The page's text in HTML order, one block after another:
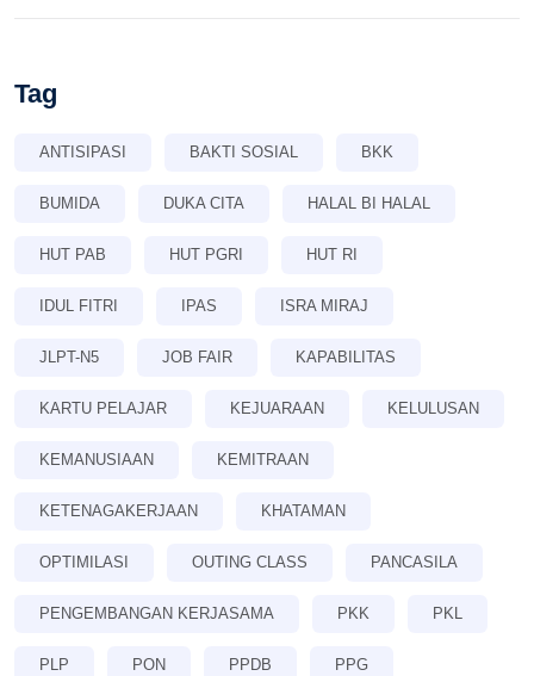
Tag
ANTISIPASI BAKTI SOSIAL BKK
BUMIDA DUKA CITA HALAL BI HALAL
HUT PAB HUT PGRI HUT RI
IDUL FITRI IPAS ISRA MIRAJ
JLPT-N5 JOB FAIR KAPABILITAS
KARTU PELAJAR KEJUARAAN KELULUSAN
KEMANUSIAAN KEMITRAAN
KETENAGAKERJAAN KHATAMAN
OPTIMILASI OUTING CLASS PANCASILA
PENGEMBANGAN KERJASAMA PKK PKL
PLP PON PPDB PPG